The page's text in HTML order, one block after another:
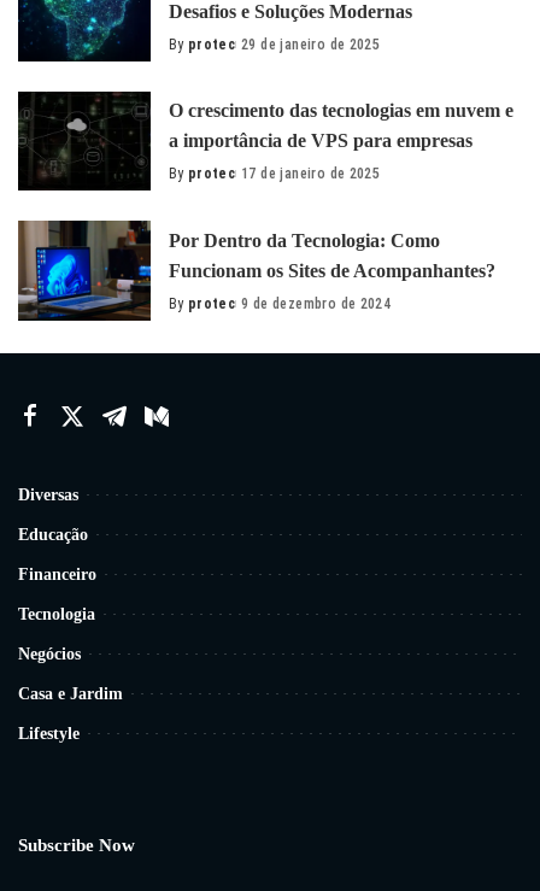
Desafios e Soluções Modernas
Posted
By protec 29 de janeiro de 2025
O сrescimento das tecnologias em nuvem e
a importância de VPS para empresas
Posted
By protec 17 de janeiro de 2025
Por Dentro da Tecnologia: Como
Funcionam os Sites de Acompanhantes?
Posted
By protec 9 de dezembro de 2024
Diversas
Educação
Financeiro
Tecnologia
Negócios
Casa e Jardim
Lifestyle
Subscribe Now